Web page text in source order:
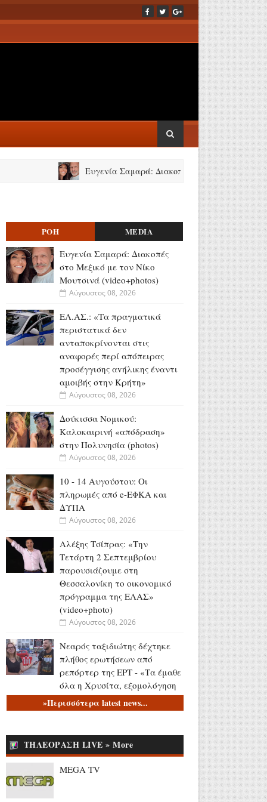
Ευγενία Σαμαρά: Διακοπές στο Μεξικό με τον Νίκο
ΡΟΗ MEDIA
Ευγενία Σαμαρά: Διακοπές
στο Μεξικό με τον Νίκο
Μουτσινά (video+photos)
Αύγουστος 08, 2026
ΕΛ.ΑΣ.: «Τα πραγματικά
περιστατικά δεν
ανταποκρίνονται στις
αναφορές περί απόπειρας
προσέγγισης αvήλικης έναντι
αμοιβής στην Κρήτη»
Αύγουστος 08, 2026
Δούκισσα Νομικού:
Καλοκαιρινή «απόδραση»
στην Πολυνησία (photos)
Αύγουστος 08, 2026
10 - 14 Αυγούστου: Οι
πληρωμές από e-ΕΦΚΑ και
ΔΥΠΑ
Αύγουστος 08, 2026
Αλέξης Τσίπρας: «Την
Τετάρτη 2 Σεπτεμβρίου
παρουσιάζουμε στη
Θεσσαλονίκη το οικονομικό
πρόγραμμα της ΕΛΑΣ»
(video+photo)
Αύγουστος 08, 2026
Νεαρός ταξιδιώτης δέχτηκε
πλήθος ερωτήσεων από
ρεπόρτερ της ΕΡΤ - «Τα έμαθε
όλα η Χρυσίτα, εξομολόγηση
κανονική» (video)
Αύγουστος 08, 2026
Στέφανος Κασσελάκης: «Η
δημιουργία οικογένειας είναι
όνειρα που έχω»
»Περισσότερα latest news...
ΤΗΛΕΟΡΑΣΗ LIVE » More
MEGA TV